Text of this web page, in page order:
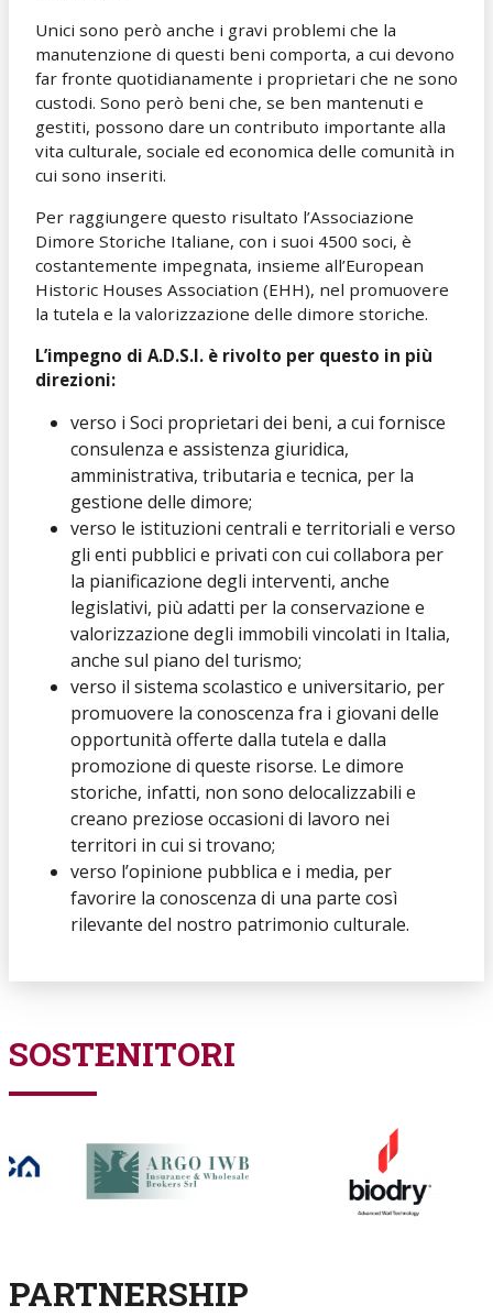
Unici sono però anche i gravi problemi che la
manutenzione di questi beni comporta, a cui devono
far fronte quotidianamente i proprietari che ne sono
custodi. Sono però beni che, se ben mantenuti e
gestiti, possono dare un contributo importante alla
vita culturale, sociale ed economica delle comunità in
cui sono inseriti.
Per raggiungere questo risultato l’Associazione
Dimore Storiche Italiane, con i suoi 4500 soci, è
costantemente impegnata, insieme all’European
Historic Houses Association (EHH), nel promuovere
la tutela e la valorizzazione delle dimore storiche.
L’impegno di A.D.S.I. è rivolto per questo in più
direzioni:
verso i Soci proprietari dei beni, a cui fornisce
consulenza e assistenza giuridica,
amministrativa, tributaria e tecnica, per la
gestione delle dimore;
verso le istituzioni centrali e territoriali e verso
gli enti pubblici e privati con cui collabora per
la pianificazione degli interventi, anche
legislativi, più adatti per la conservazione e
valorizzazione degli immobili vincolati in Italia,
anche sul piano del turismo;
verso il sistema scolastico e universitario, per
promuovere la conoscenza fra i giovani delle
opportunità offerte dalla tutela e dalla
promozione di queste risorse. Le dimore
storiche, infatti, non sono delocalizzabili e
creano preziose occasioni di lavoro nei
territori in cui si trovano;
verso l’opinione pubblica e i media, per
favorire la conoscenza di una parte così
rilevante del nostro patrimonio culturale.
SOSTENITORI
PARTNERSHIP